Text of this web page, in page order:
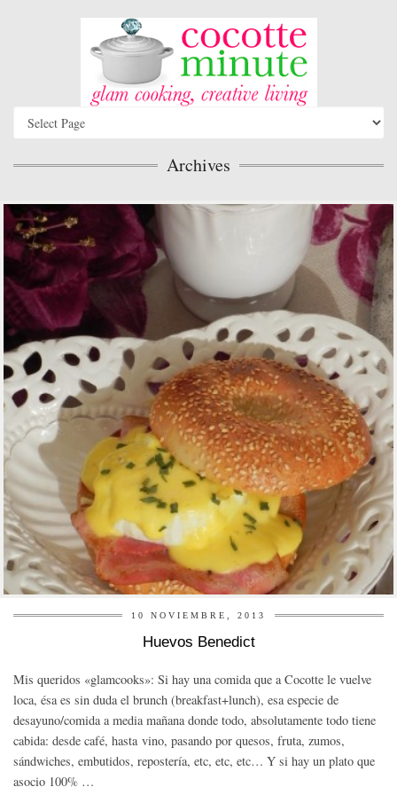
Archives
10 NOVIEMBRE, 2013
Huevos Benedict
Mis queridos «glamcooks»: Si hay una comida que a Cocotte le vuelve
loca, ésa es sin duda el brunch (breakfast+lunch), esa especie de
desayuno/comida a media mañana donde todo, absolutamente todo tiene
cabida: desde café, hasta vino, pasando por quesos, fruta, zumos,
sándwiches, embutidos, repostería, etc, etc, etc… Y si hay un plato que
asocio 100% …